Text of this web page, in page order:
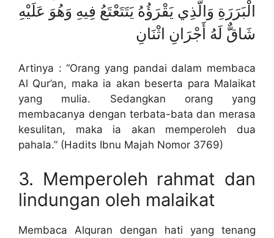
الْبَرَرَةِ وَالَّذِي يَقْرَؤُهُ يَتَتَعْتَعُ فِيهِ وَهُوَ عَلَيْهِ
شَاقٌّ لَهُ أَجْرَانِ اثْنَانِ
Artinya : “Orang yang pandai dalam membaca
Al Qur’an, maka ia akan beserta para Malaikat
yang mulia. Sedangkan orang yang
membacanya dengan terbata-bata dan merasa
kesulitan, maka ia akan memperoleh dua
pahala.” (Hadits Ibnu Majah Nomor 3769)
3. Memperoleh rahmat dan
lindungan oleh malaikat
Membaca Alquran dengan hati yang tenang